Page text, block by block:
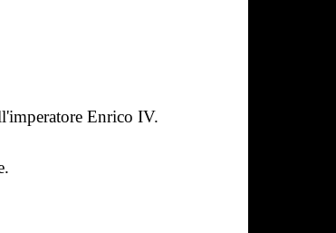
Enrico IV.